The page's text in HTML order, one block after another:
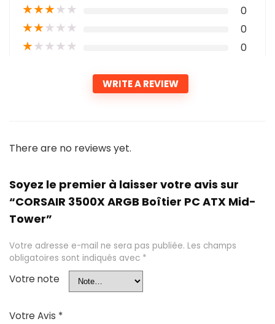
★★★★★ 0
★★★★★ 0
★★★★★ 0
WRITE A REVIEW
There are no reviews yet.
Soyez le premier à laisser votre avis sur
“CORSAIR 3500X ARGB Boîtier PC ATX Mid-
Tower”
Votre adresse e-mail ne sera pas publiée. Les champs
obligatoires sont indiqués avec *
Votre note
Votre Avis *